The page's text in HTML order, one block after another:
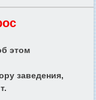
этом
заведения,